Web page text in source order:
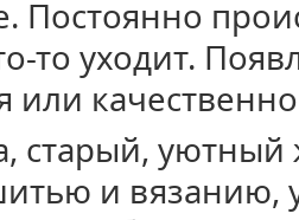
Постоянно
то уходит.
или
старый,
и вязанию,